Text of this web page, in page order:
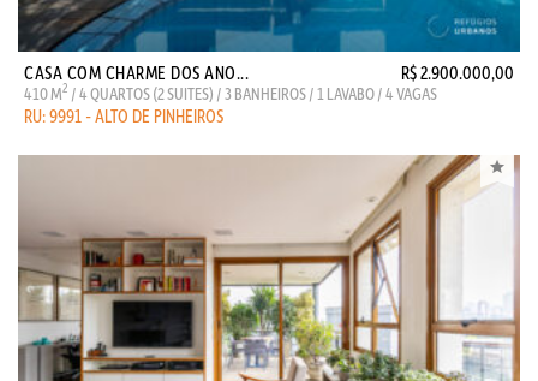
CASA COM CHARME DOS ANO... R$ 2.900.000,00
410 M2 / 4 QUARTOS (2 SUITES) / 3 BANHEIROS / 1 LAVABO / 4 VAGAS
RU: 9991 - ALTO DE PINHEIROS